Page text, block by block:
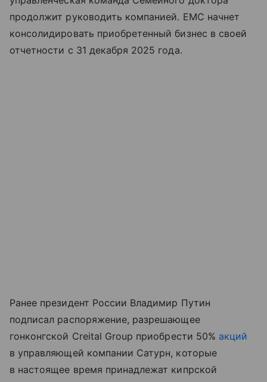
продолжит руководить компанией. EMC начнет
консолидировать приобретенный бизнес в своей
отчетности с 31 декабря 2025 года.
Ранее президент России Владимир Путин
подписал распоряжение, разрешающее
гонконгской Creital Group приобрести 50% акций
в управляющей компании Сатурн, которые
в настоящее время принадлежат кипрской